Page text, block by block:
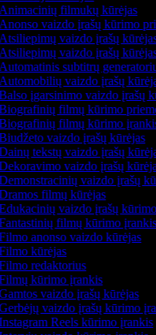
filmukų kūrėjas
vaizdo įrašų kūrimo
vaizdo įrašų kūrėjas
vaizdo įrašų kūrėjas
subtitrų
vaizdo įrašų
įgarsinimo vaizdo įrašų
filmų kūrimo
filmų kūrimo įrankis
vaizdo įrašų kūrėjas
tekstų vaizdo įrašų
vaizdo įrašų
vaizdo įrašų
filmų kūrėjas
vaizdo įrašų
filmų kūrimo įrankis
anonso vaizdo kūrėjas
kūrėjas
redaktorius
kūrimo įrankis
vaizdo įrašų kūrėjas
vaizdo įrašų kūrimo
Reels kūrimo įrankis